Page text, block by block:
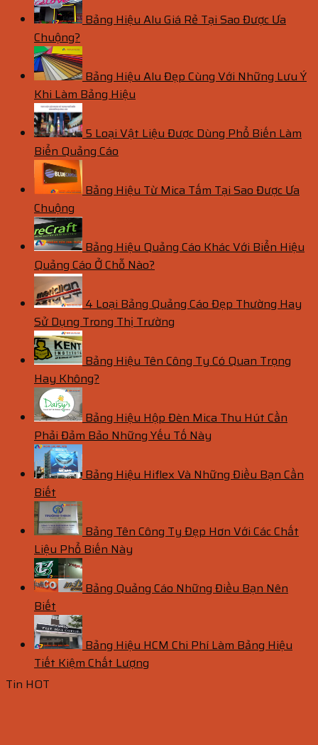
Bảng Hiệu Alu Giá Rẻ Tại Sao Được Ưa
Chuộng?
Bảng Hiệu Alu Đẹp Cùng Với Những Lưu Ý
Khi Làm Bảng Hiệu
5 Loại Vật Liệu Được Dùng Phổ Biến Làm
Biển Quảng Cáo
Bảng Hiệu Từ Mica Tấm Tại Sao Được Ưa
Chuộng
Bảng Hiệu Quảng Cáo Khác Với Biển Hiệu
Quảng Cáo Ở Chỗ Nào?
4 Loại Bảng Quảng Cáo Đẹp Thường Hay
Sử Dụng Trong Thị Trường
Bảng Hiệu Tên Công Ty Có Quan Trọng
Hay Không?
Bảng Hiệu Hộp Đèn Mica Thu Hút Cần
Phải Đảm Bảo Những Yếu Tố Này
Bảng Hiệu Hiflex Và Những Điều Bạn Cần
Biết
Bảng Tên Công Ty Đẹp Hơn Với Các Chất
Liệu Phổ Biến Này
Bảng Quảng Cáo Những Điều Bạn Nên
Biết
Bảng Hiệu HCM Chi Phí Làm Bảng Hiệu
Tiết Kiệm Chất Lượng
Tin HOT